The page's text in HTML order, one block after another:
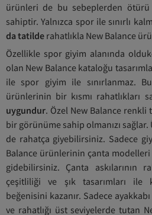
ürünleri de bu sebeplerden ötürü
sahiptir. Yalnızca spor ile sınırlı
da tatilde rahatlıkla New Balance
Özellikle spor giyim alanında
olan New Balance kataloğu
ile spor giyim ile sınırlanmaz.
ürünlerinin bir kısmı rahatlıkları
uygundur. Özel New Balance
bir görünüme sahip olmanızı
de rahatça giyebilirsiniz. Sadece
Balance ürünlerinin çanta
gidebilirsiniz. Çanta askılarının
çeşitliliği ve şık tasarımları ile
beğenisini kazanır. Sadece
ve rahatlığı üst seviyelerde tutan